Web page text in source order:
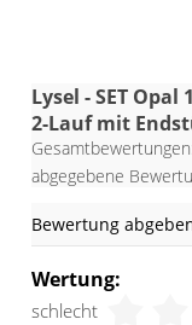
Lysel - SET
2-Lauf mit
abgegebene
Bewertung
Wertung:
schlecht